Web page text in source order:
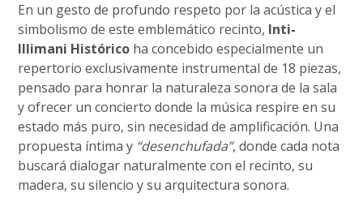
En un gesto de profundo respeto por la acústica y el
simbolismo de este emblemático recinto, Inti-
Illimani Histórico ha concebido especialmente un
repertorio exclusivamente instrumental de 18 piezas,
pensado para honrar la naturaleza sonora de la sala
y ofrecer un concierto donde la música respire en su
estado más puro, sin necesidad de amplificación. Una
propuesta íntima y “desenchufada”, donde cada nota
buscará dialogar naturalmente con el recinto, su
madera, su silencio y su arquitectura sonora.